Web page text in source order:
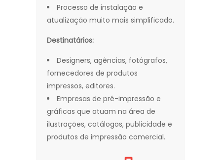
Processo de instalação e
atualização muito mais simplificado.
Destinatários:
Designers, agências, fotógrafos,
fornecedores de produtos
impressos, editores.
Empresas de pré-impressão e
gráficas que atuam na área de
ilustrações, catálogos, publicidade e
produtos de impressão comercial.